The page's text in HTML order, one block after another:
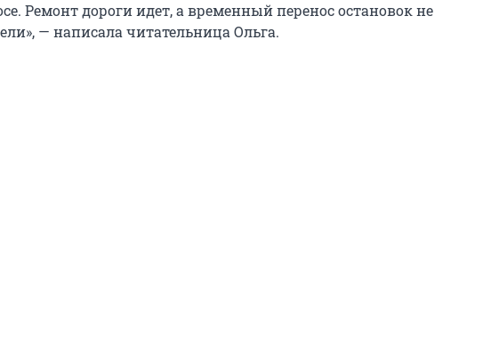
Ремонт дороги идет, а временный перенос остановок не
— написала читательница Ольга.